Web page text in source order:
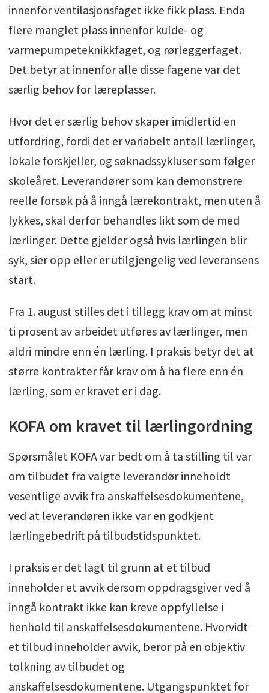
innenfor ventilasjonsfaget ikke fikk plass. Enda
flere manglet plass innenfor kulde- og
varmepumpeteknikkfaget, og rørleggerfaget.
Det betyr at innenfor alle disse fagene var det
særlig behov for læreplasser.
Hvor det er særlig behov skaper imidlertid en
utfordring, fordi det er variabelt antall lærlinger,
lokale forskjeller, og søknadssykluser som følger
skoleåret. Leverandører som kan demonstrere
reelle forsøk på å inngå lærekontrakt, men uten å
lykkes, skal derfor behandles likt som de med
lærlinger. Dette gjelder også hvis lærlingen blir
syk, sier opp eller er utilgjengelig ved leveransens
start.
Fra 1. august stilles det i tillegg krav om at minst
ti prosent av arbeidet utføres av lærlinger, men
aldri mindre enn én lærling. I praksis betyr det at
større kontrakter får krav om å ha flere enn én
lærling, som er kravet er i dag.
KOFA om kravet til lærlingordning
Spørsmålet KOFA var bedt om å ta stilling til var
om tilbudet fra valgte leverandør inneholdt
vesentlige avvik fra anskaffelsesdokumentene,
ved at leverandøren ikke var en godkjent
lærlingebedrift på tilbudstidspunktet.
I praksis er det lagt til grunn at et tilbud
inneholder et avvik dersom oppdragsgiver ved å
inngå kontrakt ikke kan kreve oppfyllelse i
henhold til anskaffelsesdokumentene. Hvorvidt
et tilbud inneholder avvik, beror på en objektiv
tolkning av tilbudet og
anskaffelsesdokumentene. Utgangspunktet for